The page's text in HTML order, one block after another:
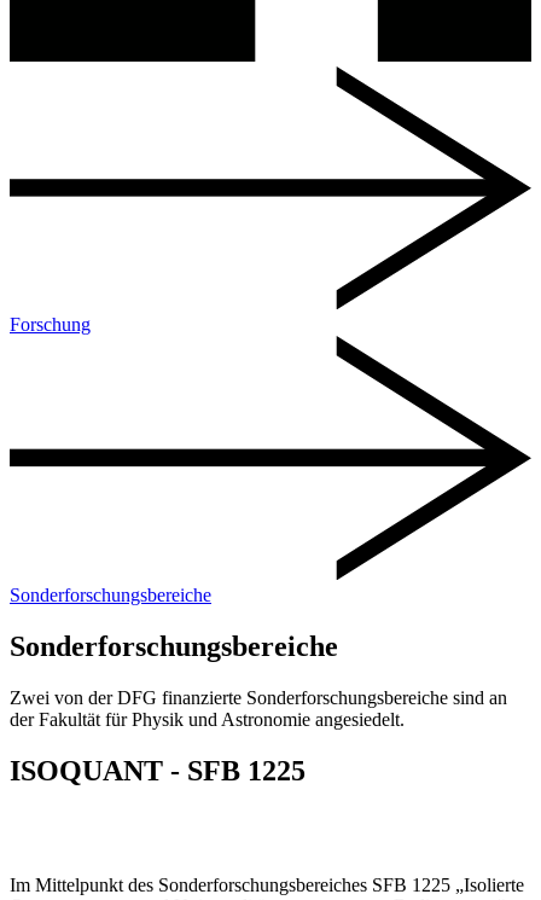
Forschung
Sonderforschungsbereiche
Sonderforschungsbereiche
Zwei von der DFG finanzierte Sonderforschungsbereiche sind an
der Fakultät für Physik und Astronomie angesiedelt.
ISOQUANT - SFB 1225
Im Mittelpunkt des Sonderforschungsbereiches SFB 1225 „Isolierte